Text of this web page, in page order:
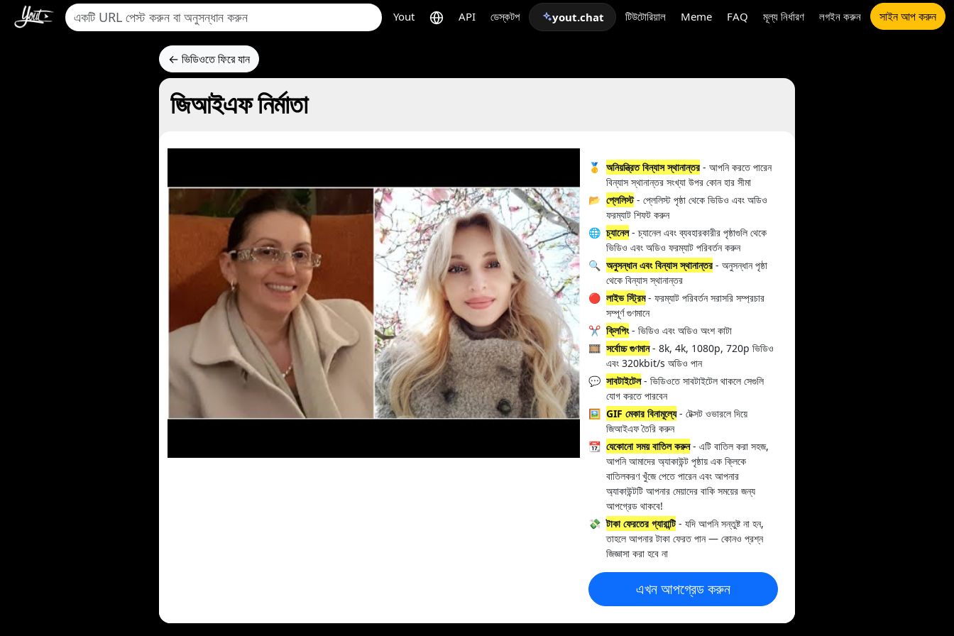
Yout API ডেস্কটপ yout.chat টিউটোরিয়াল Meme FAQ মূল্য নির্ধারণ লগইন করুন সাইন আপ করুন
← ভিডিওতে ফিরে যান
জিআইএফ নির্মাতা
🥇 অনিয়ন্ত্রিত বিন্যাস স্থানান্তর- আপনি করতে পারেন
বিন্যাস স্থানান্তর সংখ্যা উপর কোন হার সীমা
📂 প্লেলিস্ট- প্লেলিস্ট পৃষ্ঠা থেকে ভিডিও এবং অডিও
ফরম্যাট শিফট করুন
🌐 চ্যানেল- চ্যানেল এবং ব্যবহারকারীর পৃষ্ঠাগুলি থেকে
ভিডিও এবং অডিও ফরম্যাট পরিবর্তন করুন
🔍 অনুসন্ধান এবং বিন্যাস স্থানান্তর- অনুসন্ধান পৃষ্ঠা
থেকে বিন্যাস স্থানান্তর
🔴 লাইভ স্ট্রিম- ফরম্যাট পরিবর্তন সরাসরি সম্প্রচার
সম্পূর্ণ গুণমানে
✂️ ক্লিপিং- ভিডিও এবং অডিও অংশ কাটা
🎞️ সর্বোচ্চ গুণমান- 8k, 4k, 1080p, 720p ভিডিও
এবং 320kbit/s অডিও পান
💬 সাবটাইটেল- ভিডিওতে সাবটাইটেল থাকলে সেগুলি
যোগ করতে পারবেন
🖼️ GIF মেকার বিনামূল্যে- টেক্সট ওভারলে দিয়ে
জিআইএফ তৈরি করুন
📆 যেকোনো সময় বাতিল করুন- এটি বাতিল করা সহজ,
আপনি আমাদের অ্যাকাউন্ট পৃষ্ঠায় এক ক্লিকে
বাতিলকরণ খুঁজে পেতে পারেন এবং আপনার
অ্যাকাউন্টটি আপনার মেয়াদের বাকি সময়ের জন্য
আপগ্রেড থাকবে!
💸 টাকা ফেরতের গ্যারান্টি- যদি আপনি সন্তুষ্ট না হন,
তাহলে আপনার টাকা ফেরত পান — কোনও প্রশ্ন
জিজ্ঞাসা করা হবে না
এখন আপগ্রেড করুন